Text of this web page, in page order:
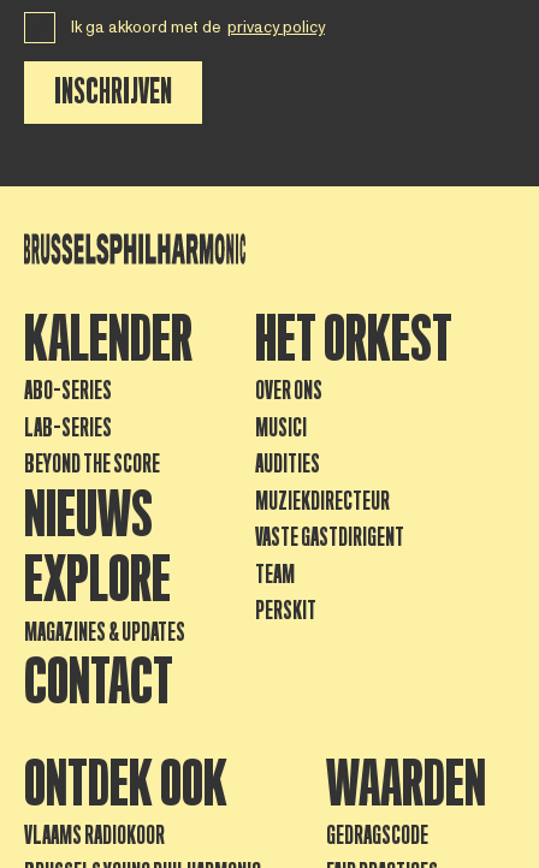
Ik ga akkoord met de privacy policy
INSCHRIJVEN
KALENDER
ABO-SERIES
LAB-SERIES
BEYOND THE SCORE
NIEUWS
EXPLORE
MAGAZINES & UPDATES
CONTACT
HET ORKEST
OVER ONS
MUSICI
AUDITIES
MUZIEKDIRECTEUR
VASTE GASTDIRIGENT
TEAM
PERSKIT
ONTDEK OOK
VLAAMS RADIOKOOR
WAARDEN
GEDRAGSCODE